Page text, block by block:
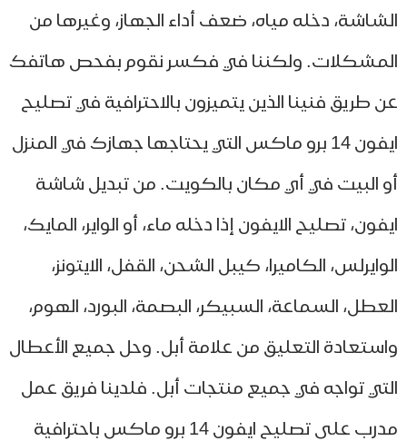
دخله مياه، ضعف أداء الجهاز، وغيرها من
ولكننا في فكسر نقوم بفحص هاتفك
طريق فنينا الذين يتميزون بالاحترافية في تصليح
ايفون 14 برو ماكس التي يحتاجها جهازك في المنزل
البيت في أي مكان بالكويت. من تبديل شاشة
تصليح الايفون إذا دخله ماء، أو الواير، المايك،
الكاميرا، كيبل الشحن، القفل، الايتونز،
السماعة، السبيكر، البصمة، البورد، الهوم،
التعليق من علامة أبل. وحل جميع الأعطال
تواجه في جميع منتجات أبل. فلدينا فريق عمل
مدرب على تصليح ايفون 14 برو ماكس باحترافية